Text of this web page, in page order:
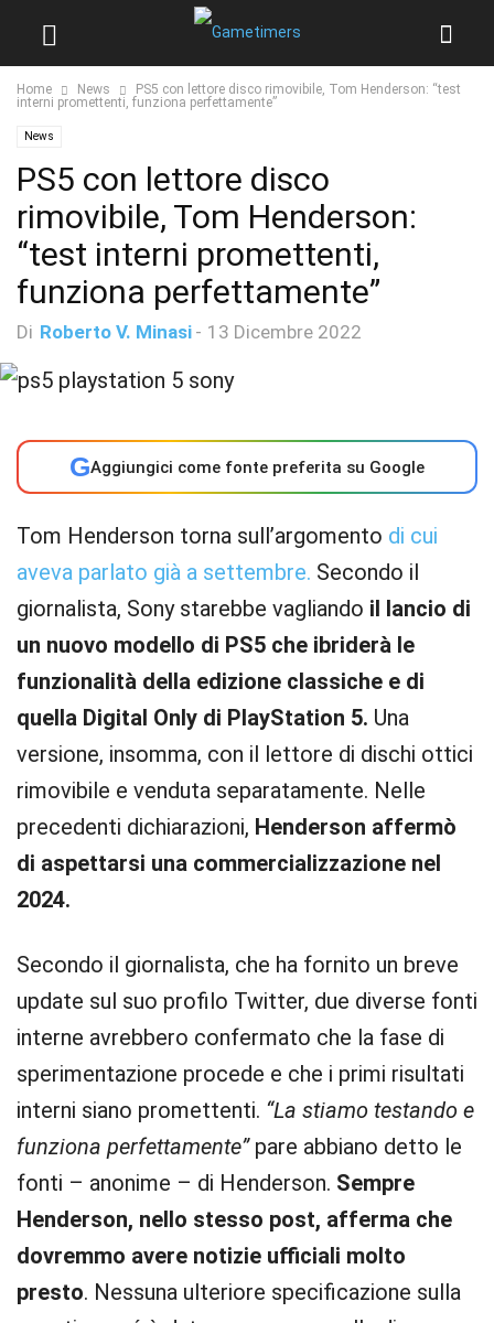
Home News
PS5 con lettore disco rimovibile, Tom Henderson: “test
interni promettenti, funziona perfettamente”
News
PS5 con lettore disco
rimovibile, Tom Henderson:
“test interni promettenti,
funziona perfettamente”
Di Roberto V. Minasi - 13 Dicembre 2022
GAggiungici come fonte preferita su Google
Tom Henderson torna sull’argomento di cui
aveva parlato già a settembre. Secondo il
giornalista, Sony starebbe vagliando il lancio di
un nuovo modello di PS5 che ibriderà le
funzionalità della edizione classiche e di
quella Digital Only di PlayStation 5. Una
versione, insomma, con il lettore di dischi ottici
rimovibile e venduta separatamente. Nelle
precedenti dichiarazioni, Henderson affermò
di aspettarsi una commercializzazione nel
2024.
Secondo il giornalista, che ha fornito un breve
update sul suo profilo Twitter, due diverse fonti
interne avrebbero confermato che la fase di
sperimentazione procede e che i primi risultati
interni siano promettenti. “La stiamo testando e
funziona perfettamente”pare abbiano detto le
fonti – anonime – di Henderson. Sempre
Henderson, nello stesso post, afferma che
dovremmo avere notizie ufficiali molto
presto. Nessuna ulteriore specificazione sulla